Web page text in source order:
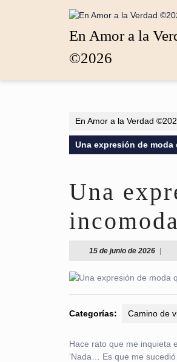
En Amor a la
©2026
En Amor a la Verdad
Una expresión de moda
Una
incomoda
15 de junio de 202615
de
2026
Categorías: Camino de
Hace rato que me inquieta
‘Nada… Es que me